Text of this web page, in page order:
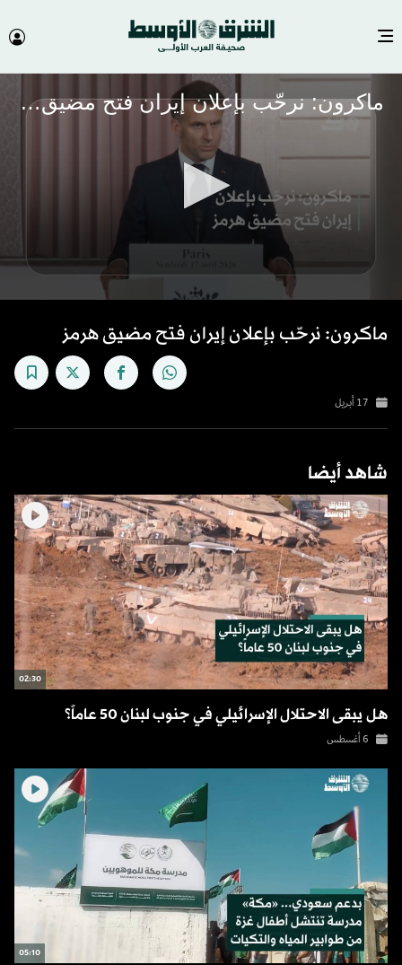
ماكرون: نرحّب بإعلان إيران فتح مضيق هرمز
seconds
ماكرون: نرحّب بإعلان إيران فتح مضيق هرمز
17 أبريل
شاهد أيضا
02:30
هل يبقى الاحتلال الإسرائيلي في جنوب لبنان 50 عاماً؟
6 أغسطس
05:10